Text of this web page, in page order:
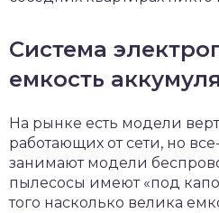
Система
емкость
На рынке есть модели
работающих от сети, но
занимают модели
пылесосы имеют «под
того насколько велика